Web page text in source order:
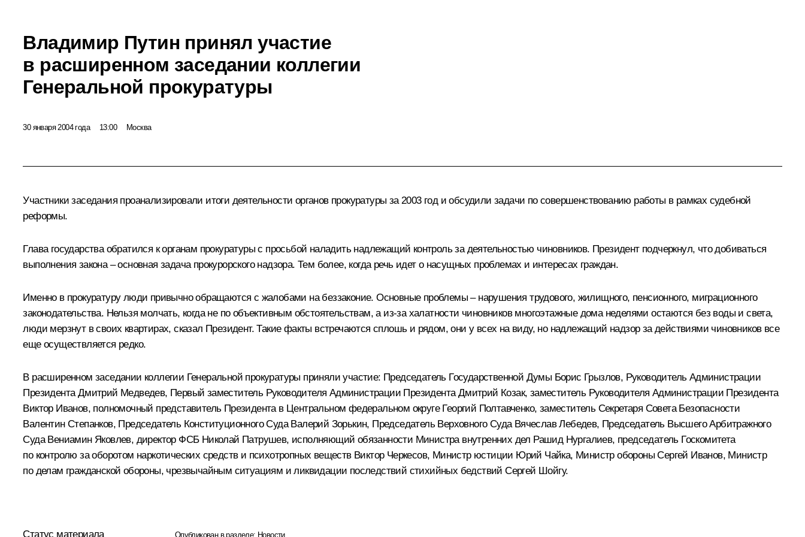
Владимир Путин принял участие
в расширенном заседании коллегии
Генеральной прокуратуры
30 января 2004 года 13:00 Москва
Участники заседания проанализировали итоги деятельности органов прокуратуры за 2003 год и обсудили задачи по совершенствованию работы в рамках судебной
реформы.
Глава государства обратился к органам прокуратуры с просьбой наладить надлежащий контроль за деятельностью чиновников. Президент подчеркнул, что добиваться
выполнения закона – основная задача прокурорского надзора. Тем более, когда речь идет о насущных проблемах и интересах граждан.
Именно в прокуратуру люди привычно обращаются с жалобами на беззаконие. Основные проблемы – нарушения трудового, жилищного, пенсионного, миграционного
законодательства. Нельзя молчать, когда не по объективным обстоятельствам, а из‑за халатности чиновников многоэтажные дома неделями остаются без воды и света,
люди мерзнут в своих квартирах, сказал Президент. Такие факты встречаются сплошь и рядом, они у всех на виду, но надлежащий надзор за действиями чиновников все
еще осуществляется редко.
В расширенном заседании коллегии Генеральной прокуратуры приняли участие: Председатель Государственной Думы Борис Грызлов, Руководитель Администрации
Президента Дмитрий Медведев, Первый заместитель Руководителя Администрации Президента Дмитрий Козак, заместитель Руководителя Администрации Президента
Виктор Иванов, полномочный представитель Президента в Центральном федеральном округе Георгий Полтавченко, заместитель Секретаря Совета Безопасности
Валентин Степанков, Председатель Конституционного Суда Валерий Зорькин, Председатель Верховного Суда Вячеслав Лебедев, Председатель Высшего Арбитражного
Суда Вениамин Яковлев, директор ФСБ Николай Патрушев, исполняющий обязанности Министра внутренних дел Рашид Нургалиев, председатель Госкомитета
по контролю за оборотом наркотических средств и психотропных веществ Виктор Черкесов, Министр юстиции Юрий Чайка, Министр обороны Сергей Иванов, Министр
по делам гражданской обороны, чрезвычайным ситуациям и ликвидации последствий стихийных бедствий Сергей Шойгу.
Статус материала Опубликован в разделе: Новости